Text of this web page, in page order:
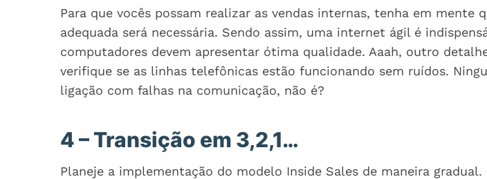
Para que vocês possam realizar as vendas internas, tenha em mente
adequada será necessária. Sendo assim, uma internet ágil é
computadores devem apresentar ótima qualidade. Aaah, outro
verifique se as linhas telefônicas estão funcionando sem ruídos.
ligação com falhas na comunicação, não é?
4 – Transição em 3,2,1…
Planeje a implementação do modelo Inside Sales de maneira